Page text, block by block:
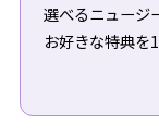
選べるニュージ
お好きな特典を
【A】自然に囲
「マウントクッ